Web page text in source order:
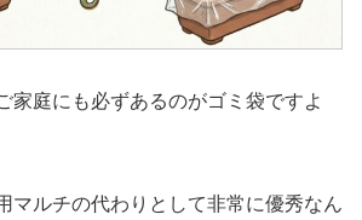
家庭にも必ずあるのがゴミ袋ですよ
マルチの代わりとして非常に優秀なん